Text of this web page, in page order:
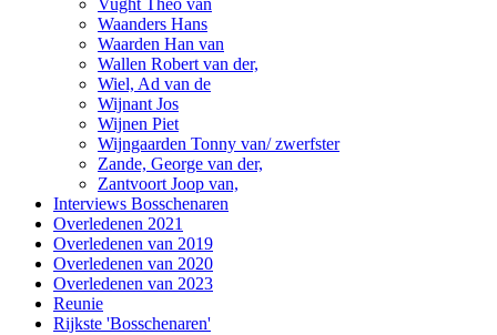
Vught Theo van
Waanders Hans
Waarden Han van
Wallen Robert van der,
Wiel, Ad van de
Wijnant Jos
Wijnen Piet
Wijngaarden Tonny van/ zwerfster
Zande, George van der,
Zantvoort Joop van,
Interviews Bosschenaren
Overledenen 2021
Overledenen van 2019
Overledenen van 2020
Overledenen van 2023
Reunie
Rijkste 'Bosschenaren'